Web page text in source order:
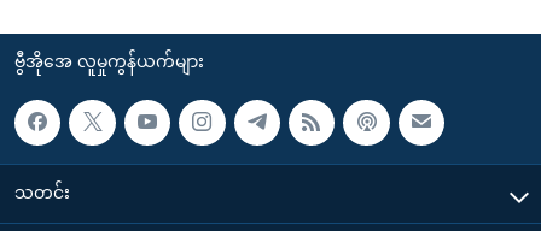
ဗွီအိုအေ လူမှုကွန်ယက်များ
သတင်း